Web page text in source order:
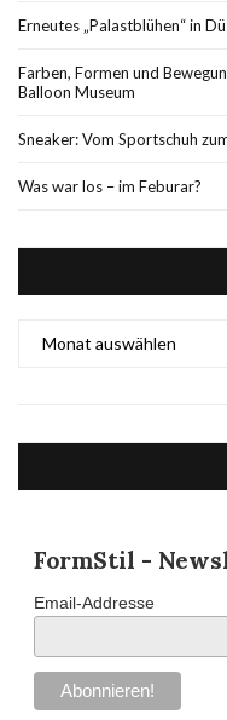
Erneutes „Palastblühen“ in
Farben, Formen und
Balloon Museum
Sneaker: Vom Sportschuh
Was war los – im Feburar?
FormStil -
Email-Addresse